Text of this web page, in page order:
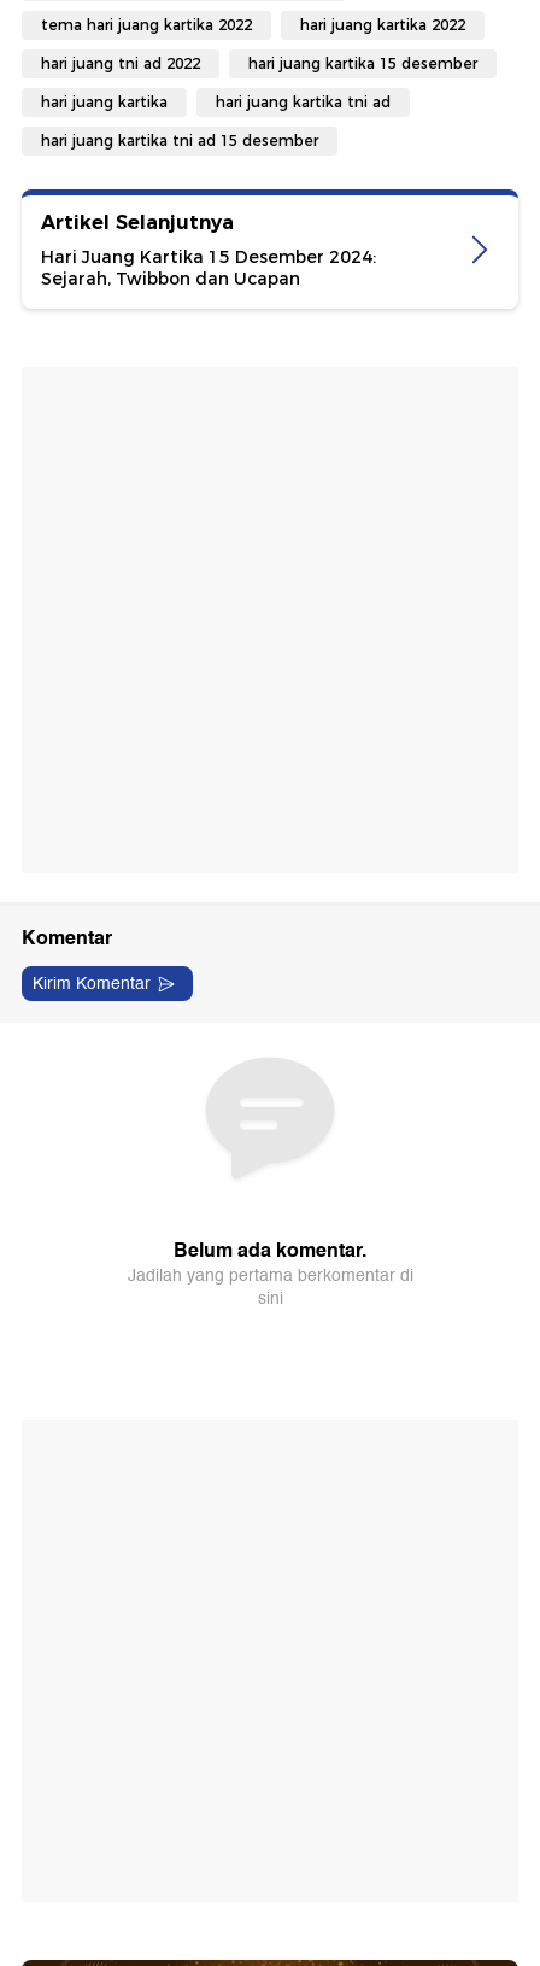
tema hari juang kartika 2022 hari juang kartika 2022
hari juang tni ad 2022 hari juang kartika 15 desember
hari juang kartika hari juang kartika tni ad
hari juang kartika tni ad 15 desember
Artikel Selanjutnya
Hari Juang Kartika 15 Desember 2024:
Sejarah, Twibbon dan Ucapan